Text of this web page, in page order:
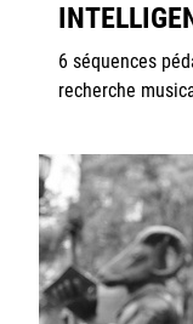
6 séquences
recherche